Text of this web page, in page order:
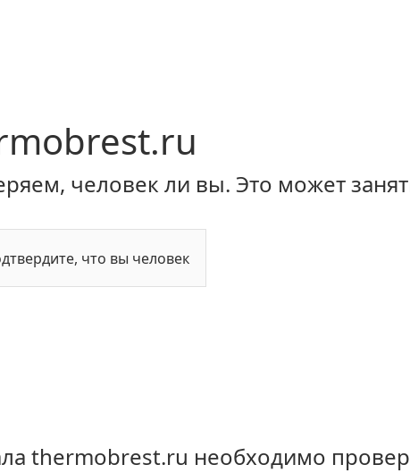
человек ли вы. Это может
что вы человек
thermobrest.ru необходимо